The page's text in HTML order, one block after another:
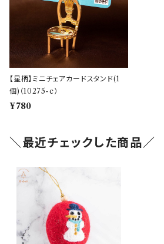
【星柄】ミニチェアカードスタンド(1
個)（10275-c）
¥780
＼最近チェックした商品／